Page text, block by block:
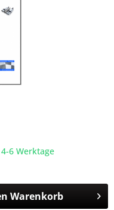
6 Werktage
Warenkorb